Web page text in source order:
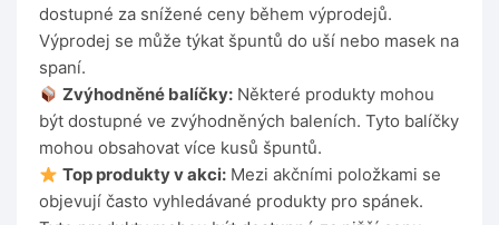
dostupné za snížené ceny během výprodejů.
Výprodej se může týkat špuntů do uší nebo masek na
spaní.
Zvýhodněné balíčky: Některé produkty mohou
být dostupné ve zvýhodněných baleních. Tyto balíčky
mohou obsahovat více kusů špuntů.
Top produkty v akci: Mezi akčními položkami se
objevují často vyhledávané produkty pro spánek.